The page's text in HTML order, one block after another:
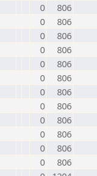
0
806
0
806
0
806
0
806
0
806
0
806
0
806
0
806
0
806
0
806
0
806
0
806